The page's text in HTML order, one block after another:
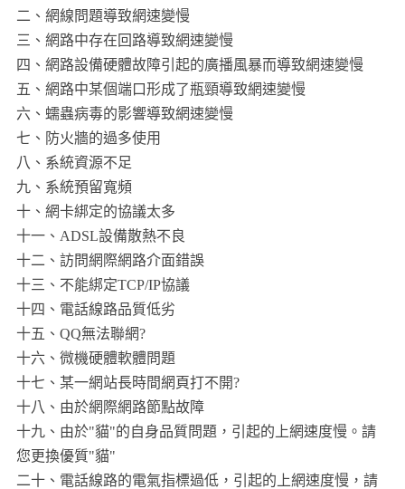
二、網線問題導致網速變慢
三、網路中存在回路導致網速變慢
四、網路設備硬體故障引起的廣播風暴而導致網速變慢
五、網路中某個端口形成了瓶頸導致網速變慢
六、蠕蟲病毒的影響導致網速變慢
七、防火牆的過多使用
八、系統資源不足
九、系統預留寬頻
十、網卡綁定的協議太多
十一、ADSL設備散熱不良
十二、訪問網際網路介面錯誤
十三、不能綁定TCP/IP協議
十四、電話線路品質低劣
十五、QQ無法聯網?
十六、微機硬體軟體問題
十七、某一網站長時間網頁打不開?
十八、由於網際網路節點故障
十九、由於"貓"的自身品質問題，引起的上網速度慢。請
您更換優質"貓"
二十、電話線路的電氣指標過低，引起的上網速度慢，請